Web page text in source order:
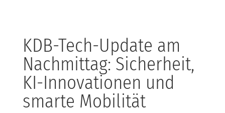
KDB-Tech-Update am
Nachmittag: Sicherheit,
KI-Innovationen und
smarte Mobilität